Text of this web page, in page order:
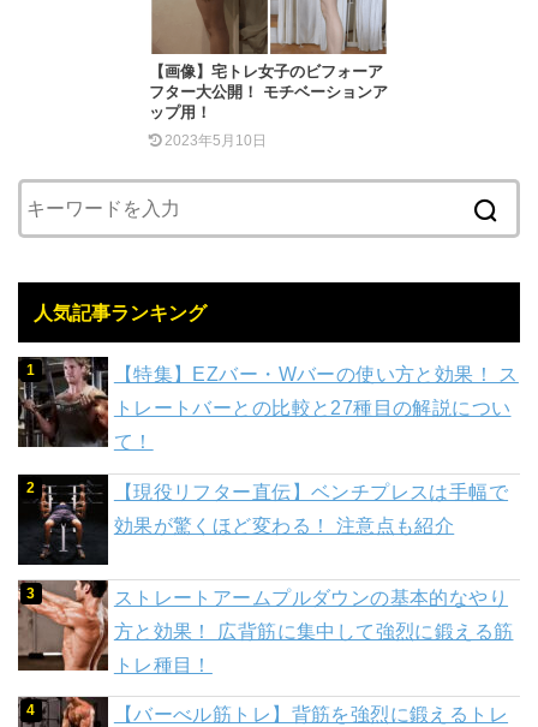
【画像】宅トレ女子のビフォーア
フター大公開！ モチベーションア
ップ用！
2023年5月10日
人気記事ランキング
【特集】EZバー・Wバーの使い方と効果！ ス
トレートバーとの比較と27種目の解説につい
て！
【現役リフター直伝】ベンチプレスは手幅で
効果が驚くほど変わる！ 注意点も紹介
ストレートアームプルダウンの基本的なやり
方と効果！ 広背筋に集中して強烈に鍛える筋
トレ種目！
【バーべル筋トレ】背筋を強烈に鍛えるトレ